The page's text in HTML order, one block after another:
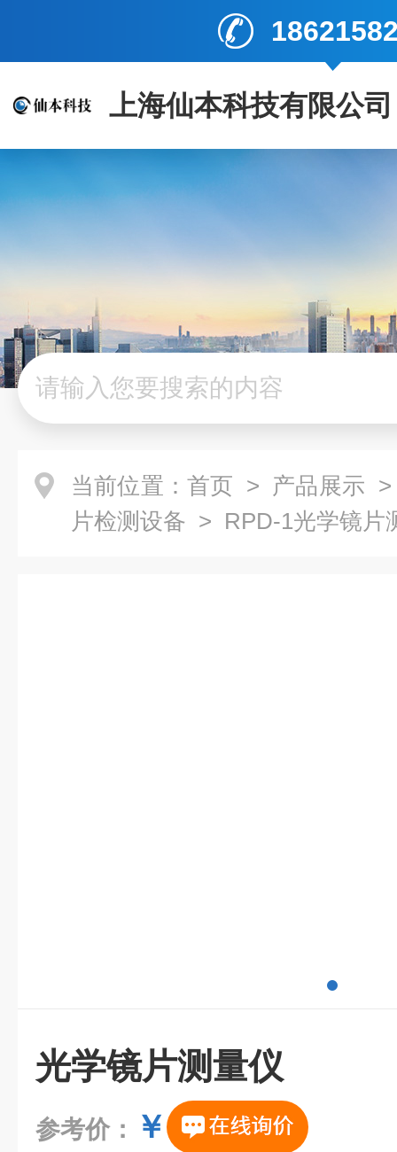
上海仙本科技有限公司
当前位置： 首页 > 产品展示
片检测设备 > RPD-1光学镜片
光学镜片测量仪
参考价： ￥